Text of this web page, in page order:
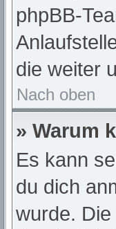
phpBB-
die weiter
Nach oben
» Warum
Es kann
du dich
wurde.